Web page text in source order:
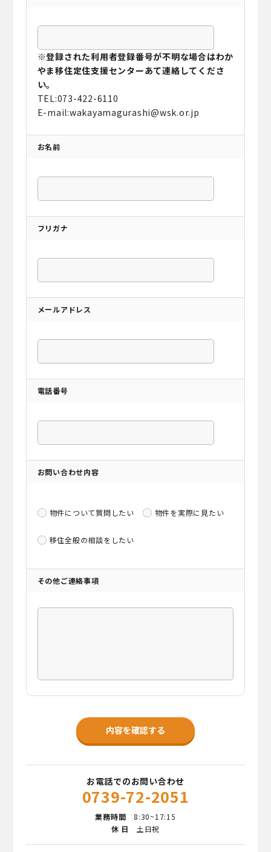
※登録された利用者登録番号が不明な場合はわか
やま移住定住支援センターあて連絡してくださ
い。
TEL:073-422-6110
E-mail:wakayamagurashi@wsk.or.jp
お名前
フリガナ
メールアドレス
電話番号
お問い合わせ内容
物件について質問したい 物件を実際に見たい
移住全般の相談をしたい
その他ご連絡事項
お電話でのお問い合わせ
0739-72-2051
業務時間 8:30~17:15
休 日
土日祝